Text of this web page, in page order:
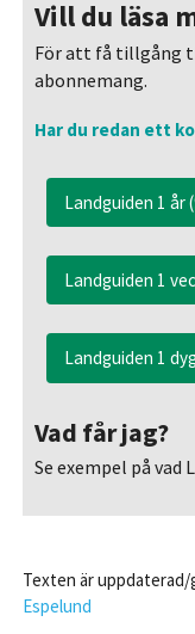
Vill du läsa
För att få tillgång
abonnemang.
Har du redan ett
Landguiden 1 år
Landguiden 1
Landguiden 1
Vad får jag?
Se exempel på
Texten är uppdaterad/
Espelund